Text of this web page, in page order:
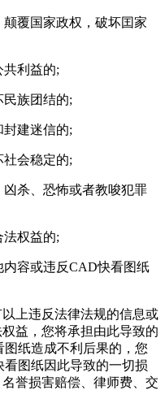
覆国家政权，破坏囯家
共利益的;
族团结的;
建迷信的;
会稳定的;
杀、恐怖或者教唆犯罪
法权益的;
容或违反CAD快看图纸
上违反法律法规的信息或
益，您将承担由此导致的
图纸造成不利后果的，您
看图纸因此导致的一切损
誉损害赔偿、律师费、交